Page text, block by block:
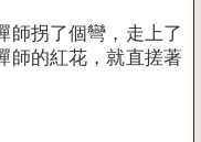
拐了個彎，走上了
師的紅花，就直搓著